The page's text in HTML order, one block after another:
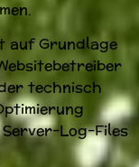
auf Grundlage
technisch
Log-Files